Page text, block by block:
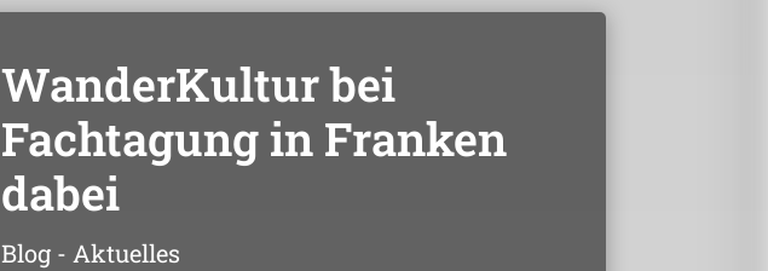
WanderKultur bei
Fachtagung in Franken
dabei
Blog - Aktuelles